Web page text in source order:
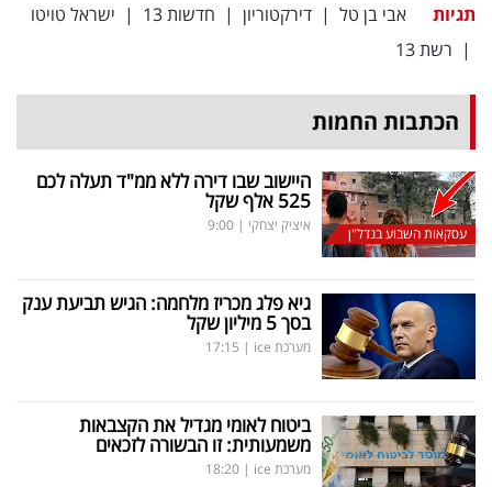
תגיות אבי בן טל | דירקטוריון | חדשות 13 | ישראל טויטו
| רשת 13
הכתבות החמות
עסקאות השבוע בנדל"ן
היישוב שבו דירה ללא ממ"ד תעלה לכם
525 אלף שקל
איציק יצחקי |
9:00
גיא פלג מכריז מלחמה: הגיש תביעת ענק
בסך 5 מיליון שקל
מערכת ice |
17:15
ביטוח לאומי מגדיל את הקצבאות
משמעותית: זו הבשורה לזכאים
מערכת ice |
18:20